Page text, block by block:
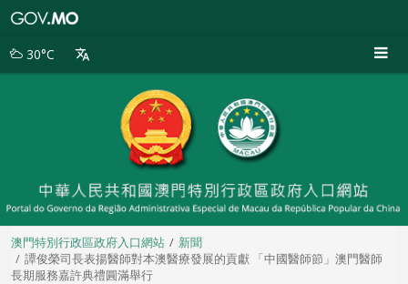
別
30°C
澳門特別行政區政府入口網站
新聞
譚俊榮司長表揚醫師對本澳醫療發展的貢獻 「中國醫師節」澳門醫師
長期服務嘉許典禮圓滿舉行